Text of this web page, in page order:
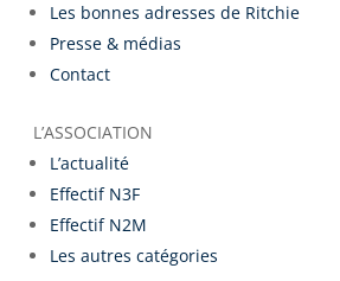
Les bonnes adresses de Ritchie
Presse & médias
Contact
L’ASSOCIATION
L’actualité
Effectif N3F
Effectif N2M
Les autres catégories